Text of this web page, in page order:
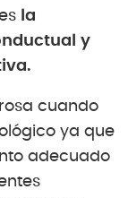
la
y
cuando
ya que
adecuado